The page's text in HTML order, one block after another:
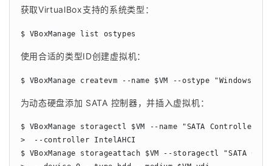
获取VirtualBox支持的系统类型：
$ VBoxManage list ostypes
使用合适的类型ID创建虚拟机：
$ VBoxManage createvm --name $VM --ostype
为动态硬盘添加 SATA 控制器，并插入虚拟机：
$ VBoxManage storagectl $VM --name "SATA Controller"
>  --controller IntelAHCI
$ VBoxManage storageattach $VM --storagectl "SATA